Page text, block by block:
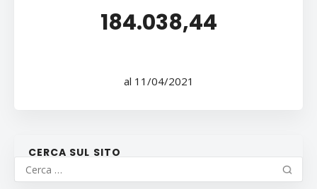
184.038,44
al 11/04/2021
CERCA SUL SITO